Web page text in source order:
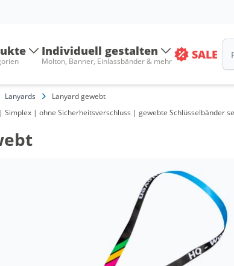
Individuell gestalten
Molton, Banner, Einlassbänder & mehr SALE
Lanyards
Lanyard gewebt
| ohne Sicherheitsverschluss | gewebte Schlüsselbänder